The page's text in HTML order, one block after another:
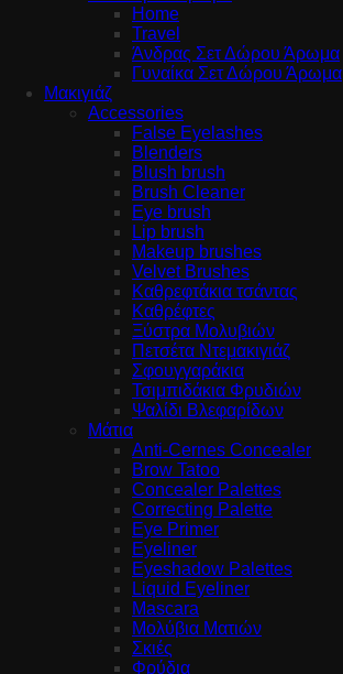
Home
Travel
Άνδρας Σετ Δώρου Άρωμα
Γυναίκα Σετ Δώρου Άρωμα
Μακιγιάζ
Accessories
False Eyelashes
Blenders
Blush brush
Brush Cleaner
Eye brush
Lip brush
Makeup brushes
Velvet Brushes
Καθρεφτάκια τσάντας
Καθρέφτες
Ξύστρα Μολυβιών
Πετσέτα Ντεμακιγιάζ
Σφουγγαράκια
Τσιμπιδάκια Φρυδιών
Ψαλίδι Βλεφαρίδων
Μάτια
Anti-Cernes Concealer
Brow Tatoo
Concealer Palettes
Correcting Palette
Eye Primer
Eyeliner
Eyeshadow Palettes
Liquid Eyeliner
Mascara
Μολύβια Ματιών
Σκιές
Φρύδια